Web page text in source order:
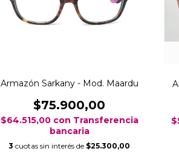
Armazón Sarkany - Mod. Maardu
$75.900,00
$64.515,00 con Transferencia
bancaria
3 cuotas sin interés de $25.300,00